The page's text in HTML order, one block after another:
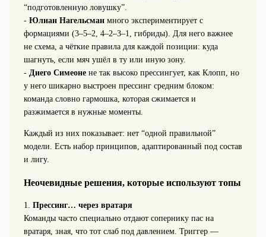
“подготовленную ловушку”.
- Юлиан Нагельсманмного экспериментирует с
формациями (3–5–2, 4–2–3–1, гибриды). Для него важнее
не схема, а чёткие правила для каждой позиции: куда
шагнуть, если мяч ушёл в ту или иную зону.
- Диего Симеонене так высоко прессингует, как Клопп, но
у него шикарно выстроен прессинг средним блоком:
команда словно гармошка, которая сжимается и
разжимается в нужные моменты.
Каждый из них показывает: нет “одной правильной”
модели. Есть набор принципов, адаптированный под состав
и лигу.
Неочевидные решения, которые используют топы
1. Прессинг… через вратаря
Команды часто специально отдают сопернику пас на
вратаря, зная, что тот слаб под давлением. Триггер —